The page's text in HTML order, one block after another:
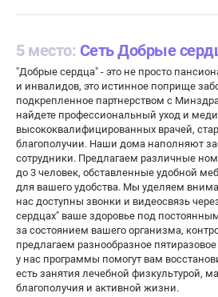
5 место: Сеть Добрые
"Добрые сердца" - это не просто
и инвалидов, это истинное поприще
подкрепленное партнерством с
найдете профессиональный уход и
высококвалифицированных врачей,
благополучии. Наши дома наполняют
сотрудники. Предлагаем различные
до 3 человек, обставленные удобной
для вашего удобства. Мы уделяем
нас доступны звонки и видеосвязь
сердцах" ваше здоровье под
за состоянием вашего организма,
предлагаем разнообразное
у нас программы помогут вам
есть занятия лечебной физкультурой,
благополучия и активной жизни.